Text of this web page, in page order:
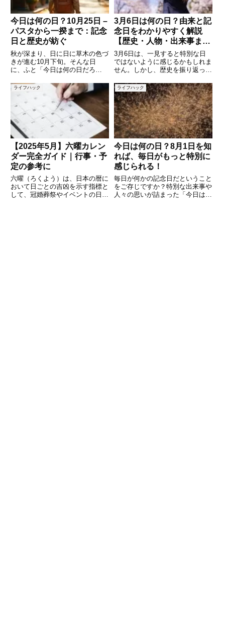
今日は何の日？10月25日 –
パスタから一揆まで：記念
日と歴史が紡ぐ
秋が深まり、日に日に草木の色づ
きが進む10月下旬。そんな日
に、ふと「今日は何の日だろ
史と記念日が浮かび上がってきま
す。10月25日には、国境を越え
て人々に親しまれる“パスタ”にま
つわる日、そして日本の歴史を語
る
3月6日は何の日？由来と記
念日をわかりやすく解説
【歴史・人物・出来事まと
め】
3月6日は、一見すると特別な日
ではないように感じるかもしれま
せん。しかし、歴史を振り返って
まざまな出来事が起き、多くの記
念日が制定されている興味深い一
日です。記念日は、単なる語呂合
わせだけではなく、社会の動きや
ライフハック
【2025年5月】六曜カレン
ダー完全ガイド｜行事・予
定の参考に
六曜（ろくよう）は、日本の暦に
おいて日ごとの吉凶を示す指標と
して、冠婚葬祭やイベントの日取
ライフハック
今日は何の日？8月1日を知
れば、毎日がもっと特別に
感じられる！
毎日が何かの記念日だということ
をご存じですか？特別な出来事や
人々の思いが詰まった「今日は何